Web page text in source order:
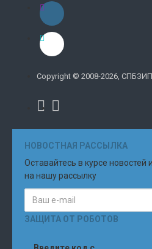
Copyright © 2008-2026,
НОВОСТНАЯ РАССЫЛКА
Оставайтесь в курсе
на нашу рассылку
ЗАЩИТА ОТ РОБОТОВ